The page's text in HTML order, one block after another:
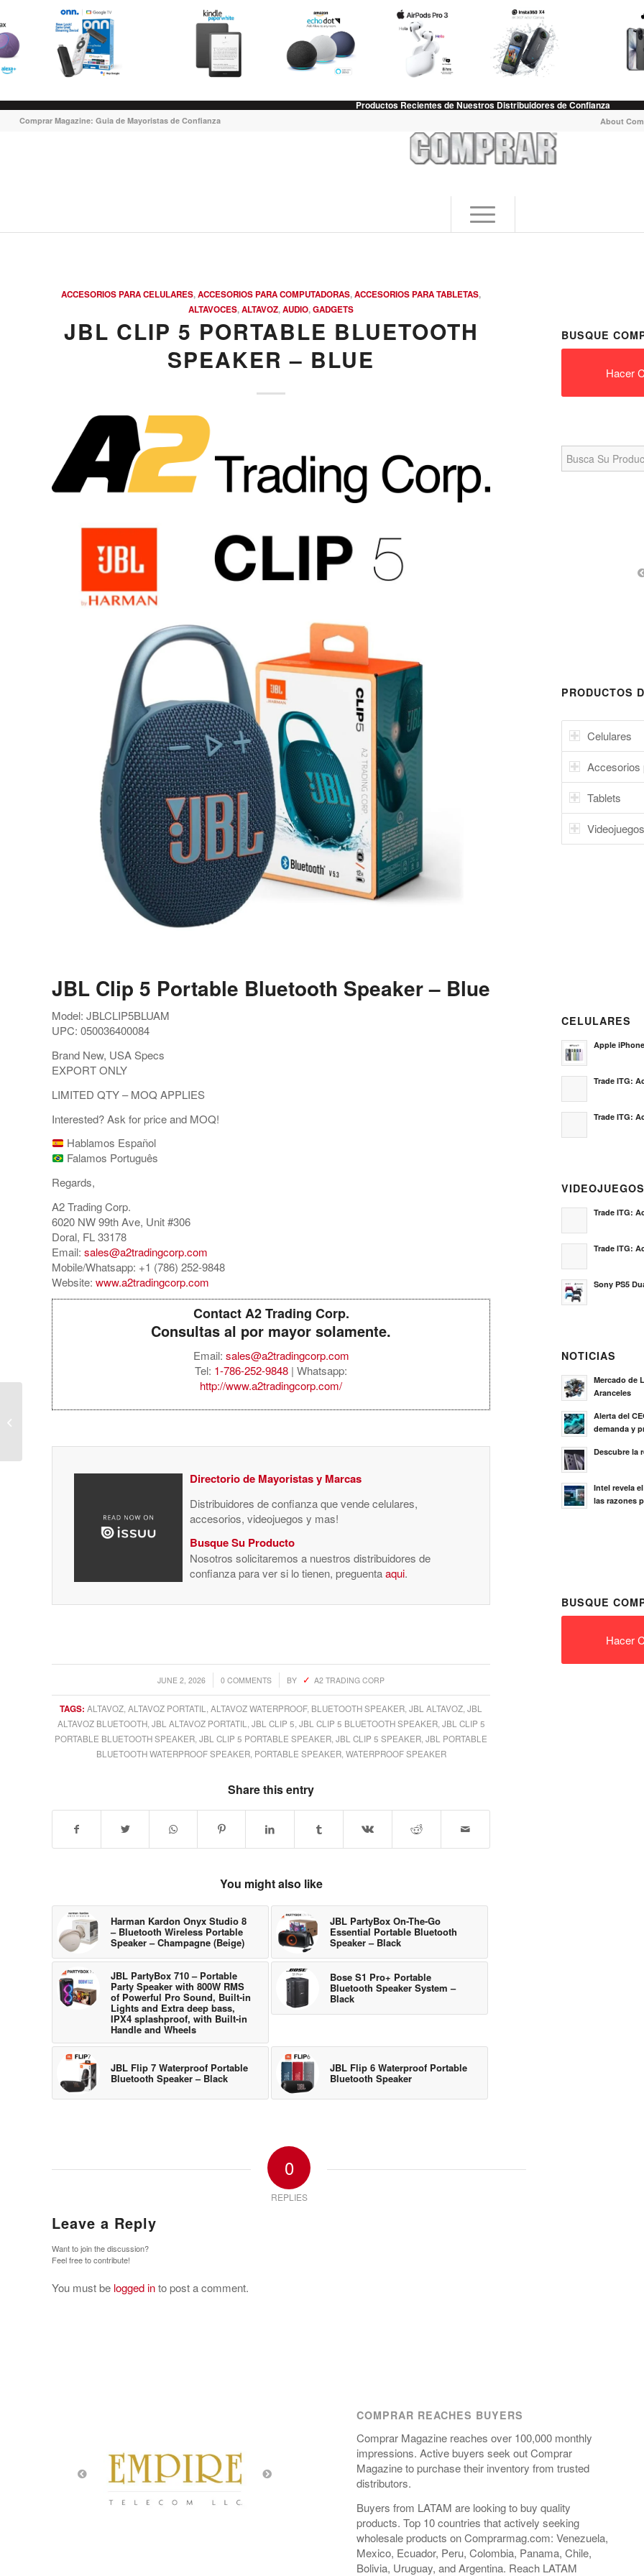
Productos Recientes de Nuestros Distribuidores de Confianza
About
Comprar Magazine: Guia de Mayoristas de Confianza
ACCESORIOS PARA CELULARES,ACCESORIOS PARA COMPUTADORAS,ACCESORIOS PARA TABLETAS,
ALTAVOCES,ALTAVOZ,AUDIO,GADGETS
JBL CLIP 5 PORTABLE BLUETOOTH
SPEAKER – BLUE
JBL Clip 5 Portable Bluetooth Speaker – Blue
Model: JBLCLIP5BLUAM
UPC: 050036400084
Brand New, USA Specs
EXPORT ONLY
LIMITED QTY – MOQ APPLIES
Interested? Ask for price and MOQ!
Hablamos Español
Falamos Português
Regards,
A2 Trading Corp.
6020 NW 99th Ave, Unit #306
Doral, FL 33178
Email: sales@a2tradingcorp.com
Mobile/Whatsapp: +1 (786) 252-9848
Website: www.a2tradingcorp.com
Contact A2 Trading Corp.
Consultas al por mayor solamente.
Email: sales@a2tradingcorp.com
Tel: 1-786-252-9848 | Whatsapp:
http://www.a2tradingcorp.com/
Directorio de Mayoristas y Marcas
Distribuidores de confianza que vende celulares,
accesorios, videojuegos y mas!
Busque Su Producto
Nosotros solicitaremos a nuestros distribuidores de
confianza para ver si lo tienen, preguentaaqui.
JUNE 2, 2026
/ 0 COMMENTS
/ BY A2 TRADING CORP
TAGS: ALTAVOZ,ALTAVOZ PORTATIL,ALTAVOZ WATERPROOF, BLUETOOTH SPEAKER,JBL ALTAVOZ,JBL
ALTAVOZ BLUETOOTH,JBL ALTAVOZ PORTATIL,JBL CLIP 5,JBL CLIP 5 BLUETOOTH SPEAKER,JBL CLIP 5
PORTABLE BLUETOOTH SPEAKER,JBL CLIP 5 PORTABLE SPEAKER,JBL CLIP 5 SPEAKER,JBL PORTABLE
BLUETOOTH WATERPROOF SPEAKER, PORTABLE SPEAKER,WATERPROOF SPEAKER
Share this entry
You might also like
Harman Kardon Onyx Studio 8
– Bluetooth Wireless Portable
Speaker – Champagne (Beige)
JBL PartyBox On-The-Go
Essential Portable Bluetooth
Speaker – Black
JBL PartyBox 710 – Portable
Party Speaker with 800W RMS
of Powerful Pro Sound, Built-in
Lights and Extra deep bass,
IPX4 splashproof, with Built-in
Handle and Wheels
Bose S1 Pro+ Portable
Bluetooth Speaker System –
Black
JBL Flip 7 Waterproof Portable
Bluetooth Speaker – Black
JBL Flip 6 Waterproof Portable
Bluetooth Speaker
0
REPLIES
Leave a Reply
Want to join the discussion?
Feel free to contribute!
You must be logged into post a comment.
BUSQUE
Hacer
Search
for:
PRODUCTOS
Celulares
Accesorios
Tablets
Videojuegos
CELULARES
Apple
Trade ITG:
Trade ITG:
VIDEOJUEGOS
Trade ITG:
Trade ITG:
Sony PS5
NOTICIAS
Mercado de
Aranceles
Alerta del
demanda y
Descubre la
Intel revela
las razones
BUSQUE
Hacer
COMPRAR REACHES BUYERS
Comprar Magazine reaches over 100,000 monthly
impressions. Active buyers seek out Comprar
Magazine to purchase their inventory from trusted
distributors.
Buyers from LATAM are looking to buy quality
products. Top 10 countries that actively seeking
wholesale products on Comprarmag.com: Venezuela,
Mexico, Ecuador, Peru, Colombia, Panama, Chile,
Bolivia, Uruguay, and Argentina. Reach LATAM
Beats Solo4 Wireless
Matte...